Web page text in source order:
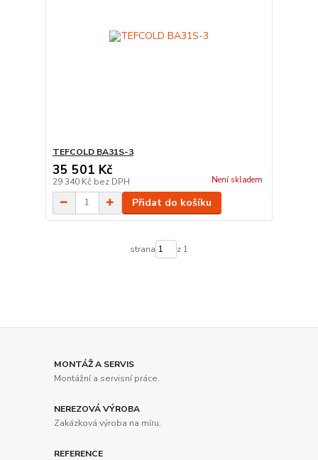
TEFCOLD BA31S-3
35 501 Kč
29 340 Kč bez DPH Není skladem
Přidat do košíku
strana z 1
MONTÁŽ A SERVIS
Montážní a servisní práce.
NEREZOVÁ VÝROBA
Zakázková výroba na míru.
REFERENCE